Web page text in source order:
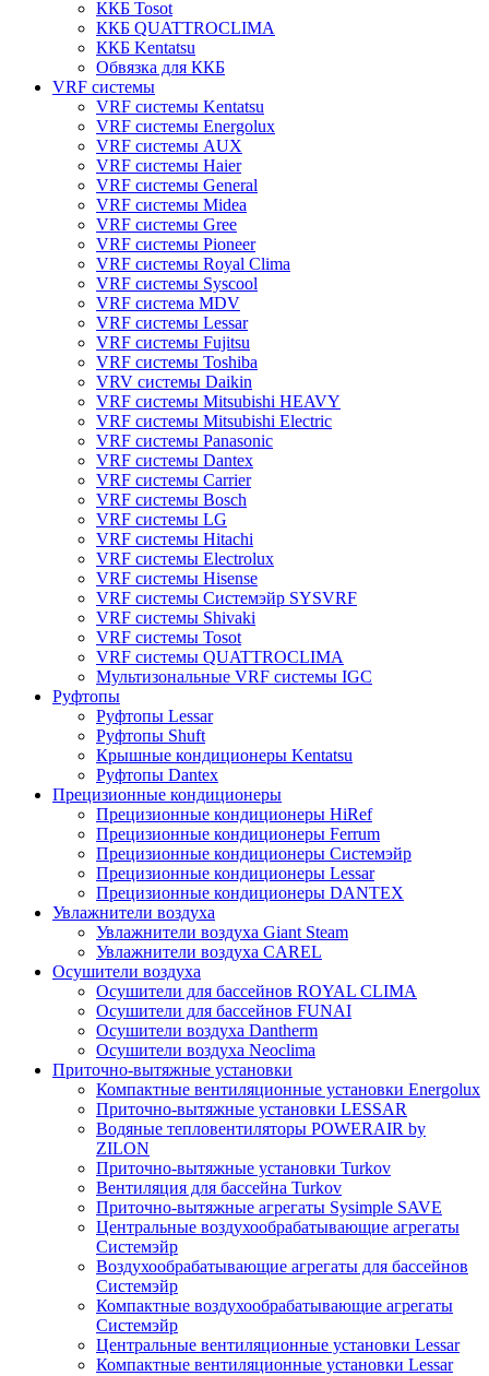
ККБ Tosot
ККБ QUATTROCLIMA
ККБ Kentatsu
Обвязка для ККБ
VRF системы
VRF системы Kentatsu
VRF системы Energolux
VRF системы AUX
VRF системы Haier
VRF системы General
VRF системы Midea
VRF системы Gree
VRF системы Pioneer
VRF системы Royal Clima
VRF системы Syscool
VRF система MDV
VRF системы Lessar
VRF системы Fujitsu
VRF системы Toshiba
VRV системы Daikin
VRF системы Mitsubishi HEAVY
VRF системы Mitsubishi Electric
VRF системы Panasonic
VRF системы Dantex
VRF системы Carrier
VRF системы Bosch
VRF системы LG
VRF системы Hitachi
VRF системы Electrolux
VRF системы Hisense
VRF системы Системэйр SYSVRF
VRF системы Shivaki
VRF системы Tosot
VRF системы QUATTROCLIMA
Мультизональные VRF системы IGC
Руфтопы
Руфтопы Lessar
Руфтопы Shuft
Крышные кондиционеры Kentatsu
Руфтопы Dantex
Прецизионные кондиционеры
Прецизионные кондиционеры HiRef
Прецизионные кондиционеры Ferrum
Прецизионные кондиционеры Системэйр
Прецизионные кондиционеры Lessar
Прецизионные кондиционеры DANTEX
Увлажнители воздуха
Увлажнители воздуха Giant Steam
Увлажнители воздуха CAREL
Осушители воздуха
Осушители для бассейнов ROYAL CLIMA
Осушители для бассейнов FUNAI
Осушители воздуха Dantherm
Осушители воздуха Neoclima
Приточно-вытяжные установки
Компактные вентиляционные установки Energolux
Приточно-вытяжные установки LESSAR
Водяные тепловентиляторы POWERAIR by
ZILON
Приточно-вытяжные установки Turkov
Вентиляция для бассейна Turkov
Приточно-вытяжные агрегаты Sysimple SAVE
Центральные воздухообрабатывающие агрегаты
Системэйр
Воздухообрабатывающие агрегаты для бассейнов
Системэйр
Компактные воздухообрабатывающие агрегаты
Системэйр
Центральные вентиляционные установки Lessar
Компактные вентиляционные установки Lessar